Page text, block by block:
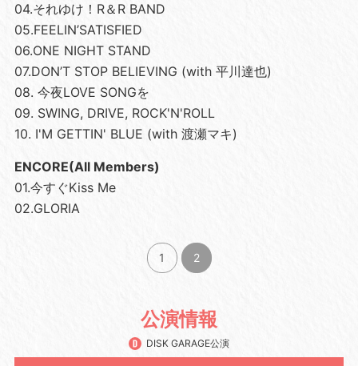
04.それゆけ！R＆R BAND
05.FEELIN’SATISFIED
06.ONE NIGHT STAND
07.DON’T STOP BELIEVING (with 平川達也)
08. 今夜LOVE SONGを
09. SWING, DRIVE, ROCK'N'ROLL
10. I'M GETTIN' BLUE (with 渡瀬マキ)
ENCORE(All Members)
01.今すぐKiss Me
02.GLORIA
1 2
公演情報
DISK GARAGE公演